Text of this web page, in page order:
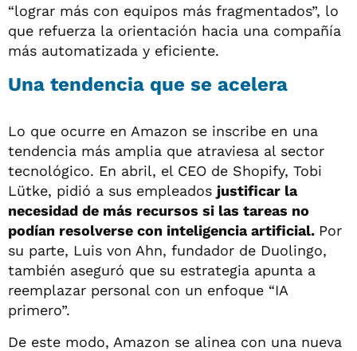
“lograr más con equipos más fragmentados”, lo
que refuerza la orientación hacia una compañía
más automatizada y eficiente.
Una tendencia que se acelera
Lo que ocurre en Amazon se inscribe en una
tendencia más amplia que atraviesa al sector
tecnológico. En abril, el CEO de Shopify, Tobi
Lütke, pidió a sus empleados justificar la
necesidad de más recursos si las tareas no
podían resolverse con inteligencia artificial. Por
su parte, Luis von Ahn, fundador de Duolingo,
también aseguró que su estrategia apunta a
reemplazar personal con un enfoque “IA
primero”.
De este modo, Amazon se alinea con una nueva